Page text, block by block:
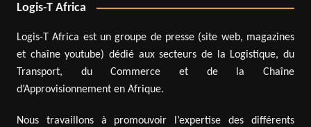
Logis-T Africa
Logis-T Africa est un groupe de presse (site web, magazines
et chaîne youtube) dédié aux secteurs de la Logistique, du
Transport, du Commerce et de la Chaîne
d’Approvisionnement en Afrique.
Nous travaillons à promouvoir l’expertise des différents